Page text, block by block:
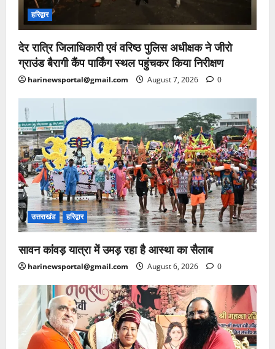
हरिद्वार
देर रात्रि जिलाधिकारी एवं वरिष्ठ पुलिस अधीक्षक ने जीरो
ग्राउंड बैरागी कैंप पार्किंग स्थल पहुंचकर किया निरीक्षण
harinewsportal@gmail.com August 7, 2026 0
उत्तराखंड हरिद्वार
सावन कांवड़ यात्रा में उमड़ रहा है आस्था का सैलाब
harinewsportal@gmail.com August 6, 2026 0